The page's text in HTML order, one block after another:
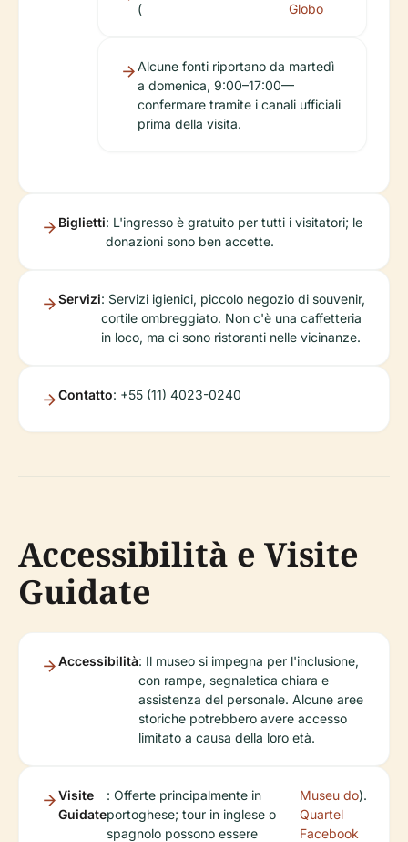
(
Globo
Alcune fonti riportano da martedì
a domenica, 9:00–17:00—
confermare tramite i canali ufficiali
prima della visita.
Biglietti: L'ingresso è gratuito per tutti i visitatori; le
donazioni sono ben accette.
Servizi: Servizi igienici, piccolo negozio di souvenir,
cortile ombreggiato. Non c'è una caffetteria
in loco, ma ci sono ristoranti nelle vicinanze.
Contatto: +55 (11) 4023-0240
Accessibilità e Visite
Guidate
Accessibilità: Il museo si impegna per l'inclusione,
con rampe, segnaletica chiara e
assistenza del personale. Alcune aree
storiche potrebbero avere accesso
limitato a causa della loro età.
Visite
Guidate
: Offerte principalmente in
portoghese; tour in inglese o
spagnolo possono essere
Museu do
Quartel
Facebook
).